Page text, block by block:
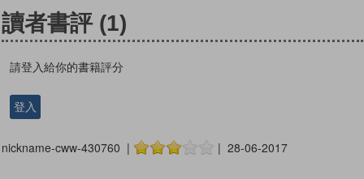
讀者書評 (1)
請登入給你的書籍評分
登入
nickname-cww-430760 | | 28-06-2017